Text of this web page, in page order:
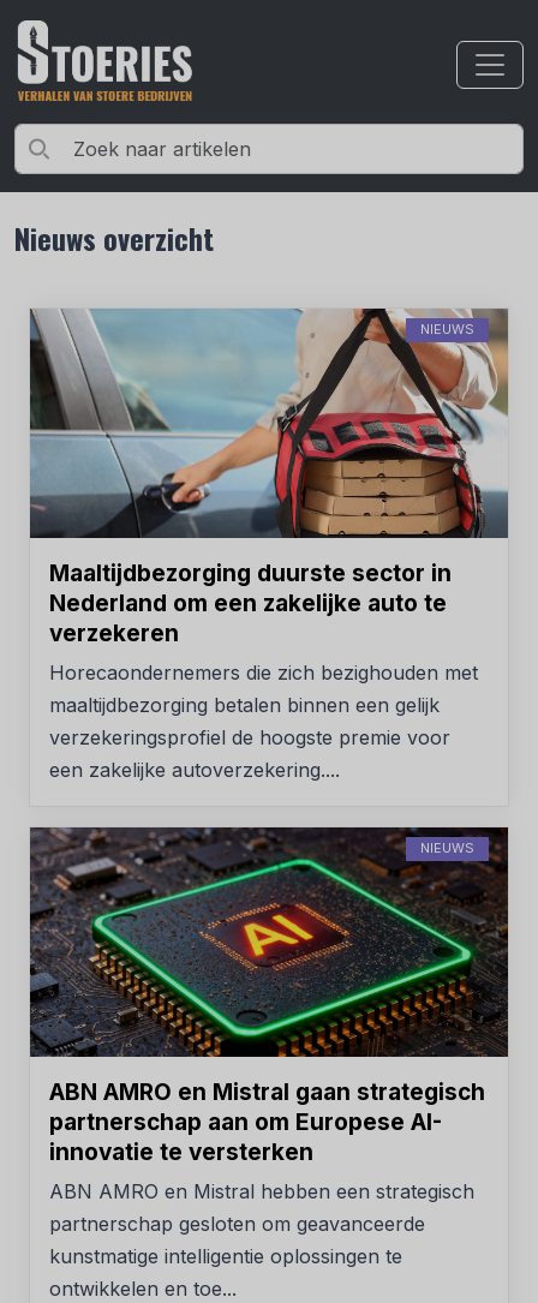
Nieuws overzicht
NIEUWS
Maaltijdbezorging duurste sector in
Nederland om een zakelijke auto te
verzekeren
Horecaondernemers die zich bezighouden met
maaltijdbezorging betalen binnen een gelijk
verzekeringsprofiel de hoogste premie voor
een zakelijke autoverzekering....
NIEUWS
ABN AMRO en Mistral gaan strategisch
partnerschap aan om Europese AI-
innovatie te versterken
ABN AMRO en Mistral hebben een strategisch
partnerschap gesloten om geavanceerde
kunstmatige intelligentie oplossingen te
ontwikkelen en toe...